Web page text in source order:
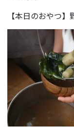
【本日のおやつ